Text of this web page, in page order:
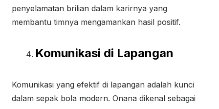
penyelamatan brilian dalam karirnya yang
membantu timnya mengamankan hasil positif.
Komunikasi di Lapangan
Komunikasi yang efektif di lapangan adalah kunci
dalam sepak bola modern. Onana dikenal sebagai